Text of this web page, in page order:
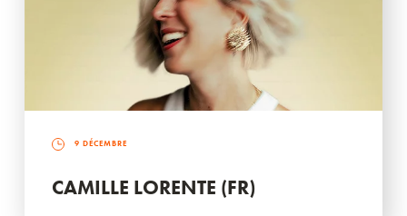
9 DÉCEMBRE
CAMILLE LORENTE (FR)